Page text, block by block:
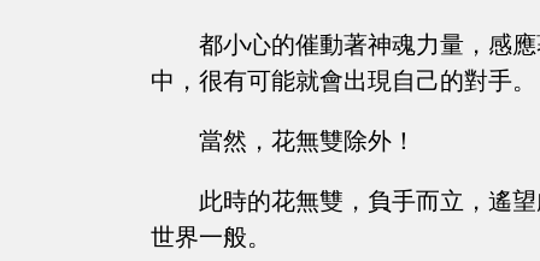
都小心的催動著神魂力量，感
中，很有可能就會出現自己的對手。
當然，花無雙除外！
此時的花無雙，負手而立，遙
世界一般。